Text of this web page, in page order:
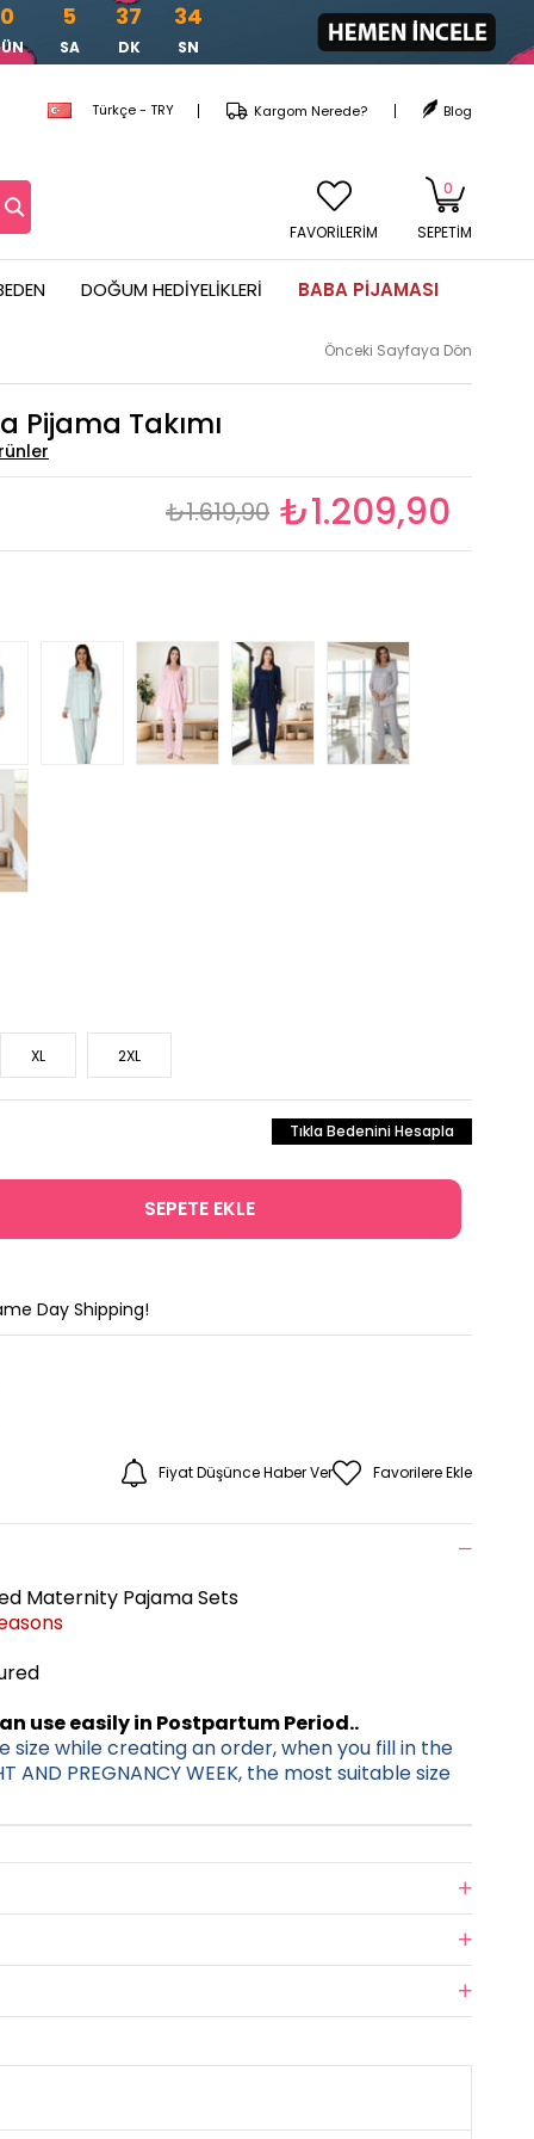
0 5
SA
37
DK
32
SN
Türkçe - TRY Blog
Kargom Nerede?
SEPETIM
0
FAVORİLERİM
DOĞUM HEDIYELIKLERI BABA PIJAMASI
Önceki Sayfaya Dön
Pijama Takımı
₺1.619,90 ₺1.209,90
XL 2XL
Tıkla Bedenini Hesapla
Day Shipping!
Favorilere Ekle
Fiyat Düşünce Haber Ver
Maternity Pajama Sets
use easily in Postpartum Period..
size while creating an order, when you fill in the
AND PREGNANCY WEEK, the most suitable size